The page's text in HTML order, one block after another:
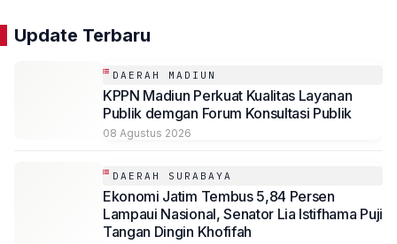
Update Terbaru
DAERAH MADIUN
KPPN Madiun Perkuat Kualitas Layanan
Publik demgan Forum Konsultasi Publik
08 Agustus 2026
DAERAH SURABAYA
Ekonomi Jatim Tembus 5,84 Persen
Lampaui Nasional, Senator Lia Istifhama Puji
Tangan Dingin Khofifah